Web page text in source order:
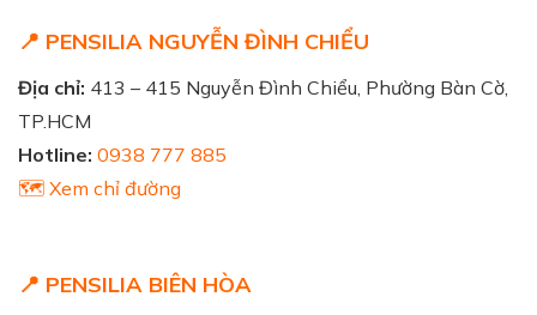
📍 PENSILIA NGUYỄN ĐÌNH CHIỂU
Địa chỉ: 413 – 415 Nguyễn Đình Chiểu, Phường Bàn Cờ,
TP.HCM
Hotline: 0938 777 885
🗺️ Xem chỉ đường
📍 PENSILIA BIÊN HÒA